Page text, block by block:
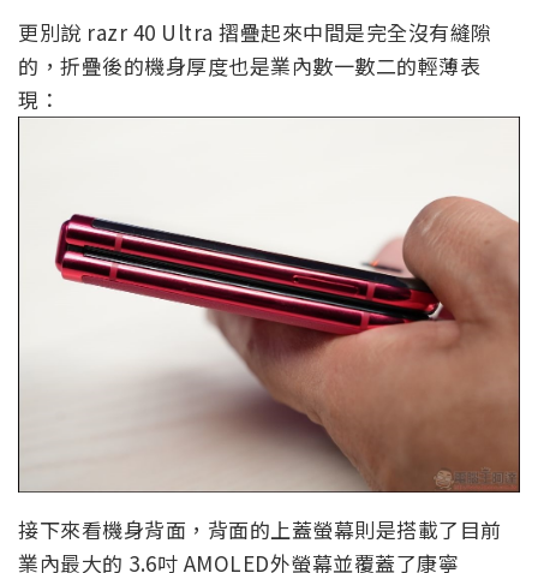
更別說 razr 40 Ultra 摺疊起來中間是完全沒有縫隙
的，折疊後的機身厚度也是業內數一數二的輕薄表
現：
接下來看機身背面，背面的上蓋螢幕則是搭載了目前
業內最大的 3.6吋 AMOLED外螢幕並覆蓋了康寧